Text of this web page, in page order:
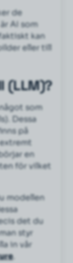
de
AI som
kan
eller till
(LLM)?
som
Dessa
på
en
för vilket
modellen
det du
styr
in vår
.